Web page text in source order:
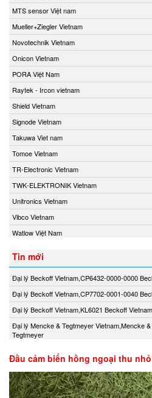
MTS sensor Việt nam
Mueller+Ziegler Vietnam
Novotechnik Vietnam
Onicon Vietnam
PORA Việt Nam
Raytek - Ircon vietnam
Shield Vietnam
Signode Vietnam
Takuwa Viet nam
Tomoe Vietnam
TR-Electronic Vietnam
TWK-ELEKTRONIK Vietnam
Unitronics Vietnam
Vibco Vietnam
Watlow Việt Nam
Tin mới
Đại lý Beckoff Vietnam,CP6432-0000-0000
Đại lý Beckoff Vietnam,CP7702-0001-0040
Đại lý Beckoff Vietnam,KL6021 Beckoff
Đại lý Mencke & Tegtmeyer Vietnam,Mencke
Tegtmeyer
Đầu cảm biến hồng ngoại thu nhỏ